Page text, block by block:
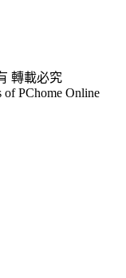
轉載必究
of PChome Online